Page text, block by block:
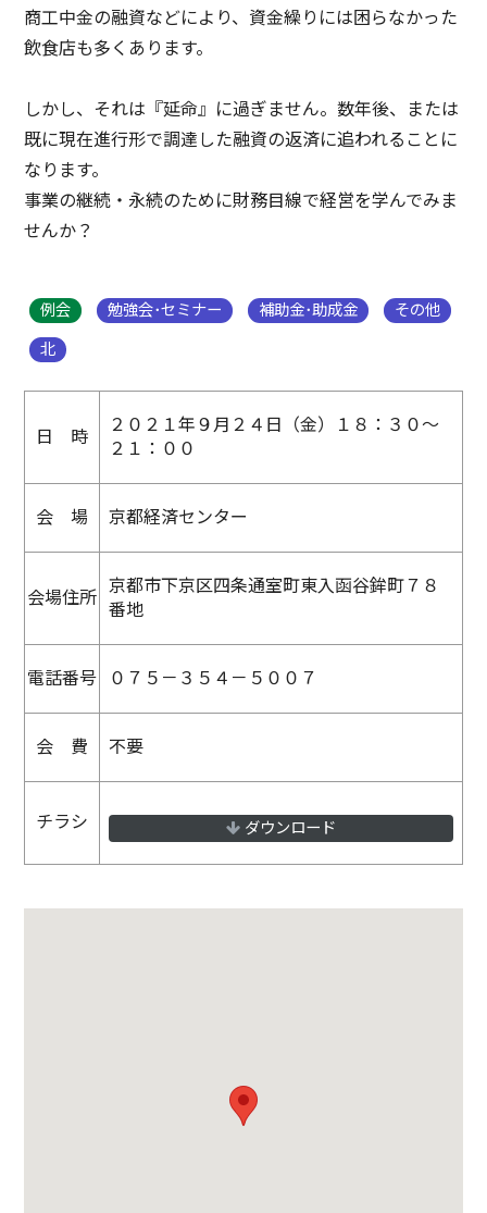
商工中金の融資などにより、資金繰りには困らなかった
飲食店も多くあります。
しかし、それは『延命』に過ぎません。数年後、または
既に現在進行形で調達した融資の返済に追われることに
なります。
事業の継続・永続のために財務目線で経営を学んでみま
せんか？
例会 勉強会･セミナー 補助金･助成金 その他
北
日 時
２０２１年９月２４日（金）１８：３０～
２１：００
会 場 京都経済センター
会場住所
京都市下京区四条通室町東入函谷鉾町７８
番地
電話番号 ０７５－３５４－５００７
会 費 不要
チラシ ダウンロード